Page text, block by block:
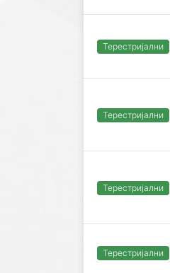
Терестријални
Терестријални
Терестријални
Терестријални